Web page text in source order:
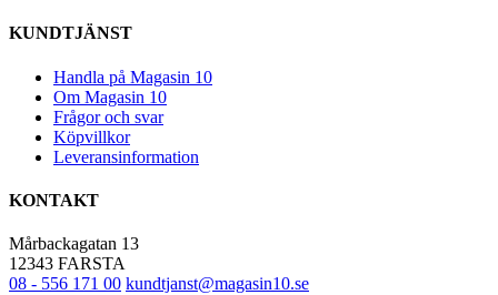
KUNDTJÄNST
Handla på Magasin 10
Om Magasin 10
Frågor och svar
Köpvillkor
Leveransinformation
KONTAKT
Mårbackagatan 13
12343 FARSTA
08 - 556 171 00 kundtjanst@magasin10.se